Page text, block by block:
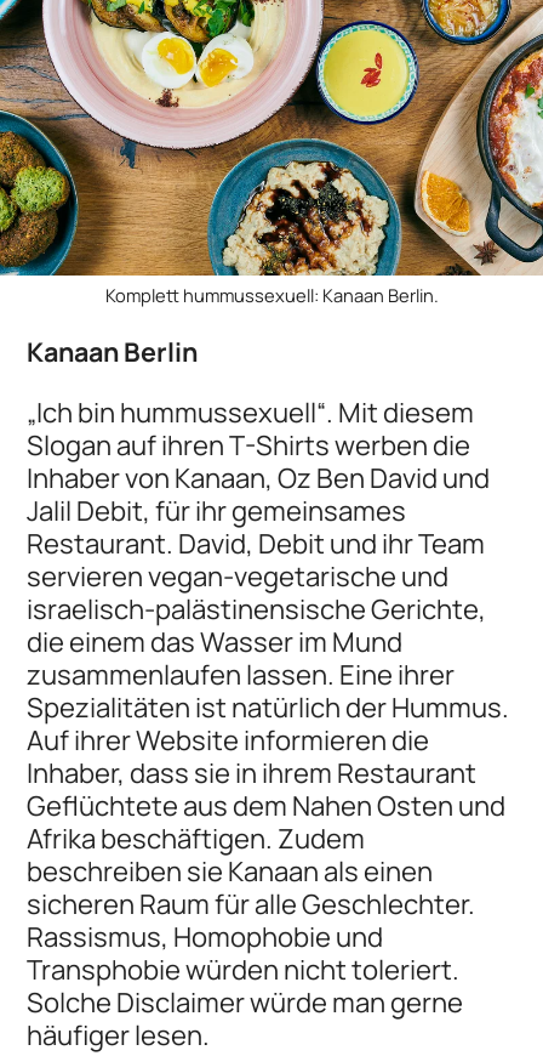
Komplett hummussexuell: Kanaan Berlin.
Kanaan Berlin
„Ich bin hummussexuell“. Mit diesem
Slogan auf ihren T-Shirts werben die
Inhaber von Kanaan, Oz Ben David und
Jalil Debit, für ihr gemeinsames
Restaurant. David, Debit und ihr Team
servieren vegan-vegetarische und
israelisch-palästinensische Gerichte,
die einem das Wasser im Mund
zusammenlaufen lassen. Eine ihrer
Spezialitäten ist natürlich der Hummus.
Auf ihrer Website informieren die
Inhaber, dass sie in ihrem Restaurant
Geflüchtete aus dem Nahen Osten und
Afrika beschäftigen. Zudem
beschreiben sie Kanaan als einen
sicheren Raum für alle Geschlechter.
Rassismus, Homophobie und
Transphobie würden nicht toleriert.
Solche Disclaimer würde man gerne
häufiger lesen.